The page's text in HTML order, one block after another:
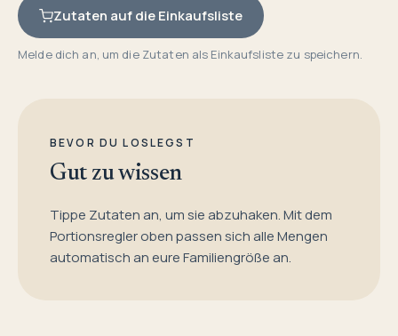
Zutaten auf die Einkaufsliste
Melde dich an, um die Zutaten als Einkaufsliste zu speichern.
BEVOR DU LOSLEGST
Gut zu wissen
Tippe Zutaten an, um sie abzuhaken. Mit dem
Portionsregler oben passen sich alle Mengen
automatisch an eure Familiengröße an.